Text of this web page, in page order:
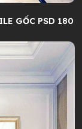
GỐC PSD 180